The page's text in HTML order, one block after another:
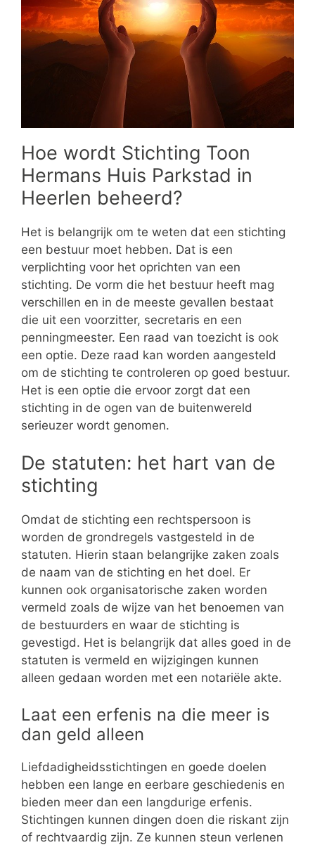
Hoe wordt Stichting Toon
Hermans Huis Parkstad in
Heerlen beheerd?
Het is belangrijk om te weten dat een stichting
een bestuur moet hebben. Dat is een
verplichting voor het oprichten van een
stichting. De vorm die het bestuur heeft mag
verschillen en in de meeste gevallen bestaat
die uit een voorzitter, secretaris en een
penningmeester. Een raad van toezicht is ook
een optie. Deze raad kan worden aangesteld
om de stichting te controleren op goed bestuur.
Het is een optie die ervoor zorgt dat een
stichting in de ogen van de buitenwereld
serieuzer wordt genomen.
De statuten: het hart van de
stichting
Omdat de stichting een rechtspersoon is
worden de grondregels vastgesteld in de
statuten. Hierin staan belangrijke zaken zoals
de naam van de stichting en het doel. Er
kunnen ook organisatorische zaken worden
vermeld zoals de wijze van het benoemen van
de bestuurders en waar de stichting is
gevestigd. Het is belangrijk dat alles goed in de
statuten is vermeld en wijzigingen kunnen
alleen gedaan worden met een notariële akte.
Laat een erfenis na die meer is
dan geld alleen
Liefdadigheidsstichtingen en goede doelen
hebben een lange en eerbare geschiedenis en
bieden meer dan een langdurige erfenis.
Stichtingen kunnen dingen doen die riskant zijn
of rechtvaardig zijn. Ze kunnen steun verlenen